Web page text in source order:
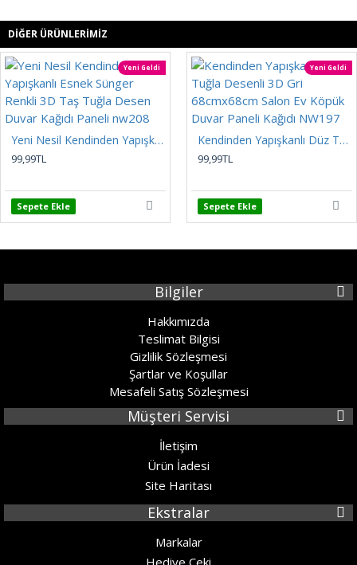
DIĞER ÜRÜNLERIMIZ
Yeni Geldi
Yeni Nesil Kendinden Yapışkanlı Esnek Sünger Renkli 3D Taş Tuğla Desen Duvar Kağıdı Paneli nw208
99,99TL
Sepete Ekle
Yeni Geldi
Kendinden Yapışkanlı Düz Tuğla Desenli 3D Gri 68cmx68cm Salon Ev Köpük Duvar Paneli Kağıdı NW197
99,99TL
Sepete Ekle
Bilgiler
Hakkımızda
Teslimat Bilgisi
Gizlilik Sözleşmesi
Şartlar ve Koşullar
Mesafeli Satış Sözleşmesi
Müşteri Servisi
İletişim
Ürün İadesi
Site Haritası
Ekstralar
Markalar
Hediye Çeki